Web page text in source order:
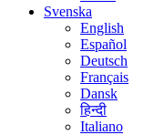
Svenska
English
Español
Deutsch
Français
Dansk
हिन्दी
Italiano